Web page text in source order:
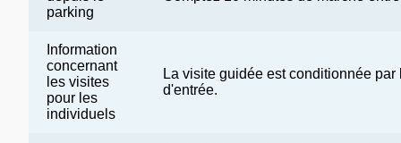
parking
Information
concernant
les visites
pour les
individuels
La visite guidée est conditionnée
d'entrée.